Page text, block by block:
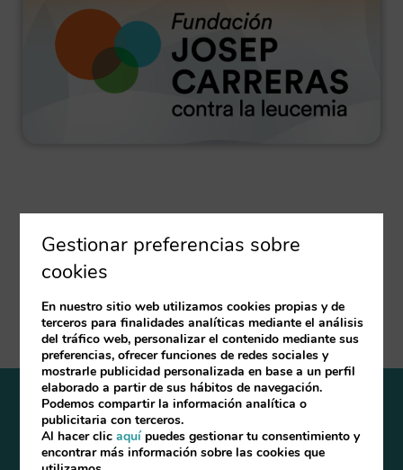
SÍGUENOS EN LAS REDES
Aviso Legal Política de cookies Preguntas frecuentes
Gestionar preferencias sobre
cookies
En nuestro sitio web utilizamos cookies propias y de
terceros para finalidades analíticas mediante el análisis
del tráfico web, personalizar el contenido mediante sus
preferencias, ofrecer funciones de redes sociales y
mostrarle publicidad personalizada en base a un perfil
elaborado a partir de sus hábitos de navegación.
Podemos compartir la información analítica o
publicitaria con terceros.
Al hacer clicaquípuedes gestionar tu consentimiento y
encontrar más información sobre las cookies que